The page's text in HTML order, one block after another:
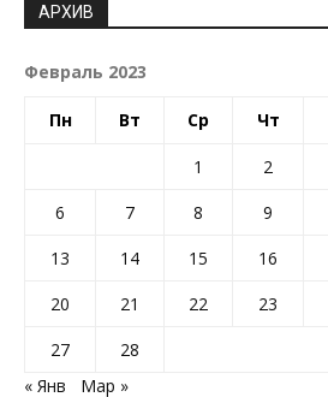
АРХИВ
Февраль 2023
Пн Вт Ср Чт
1 2
6
7 8 9
13
14 15 16
20
21 22 23
27
28
« Янв
Мар »